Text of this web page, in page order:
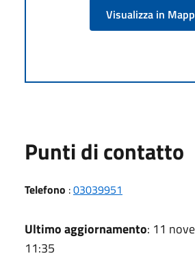
Visualizza in
Punti di contatto
Telefono :03039951
Ultimo aggiornamento: 11
11:35